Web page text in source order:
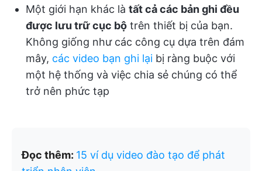
Một giới hạn khác là tất cả các bản ghi đều
được lưu trữ cục bộ trên thiết bị của bạn.
Không giống như các công cụ dựa trên đám
mây, các video bạn ghi lại bị ràng buộc với
một hệ thống và việc chia sẻ chúng có thể
trở nên phức tạp
Đọc thêm: 15 ví dụ video đào tạo để phát